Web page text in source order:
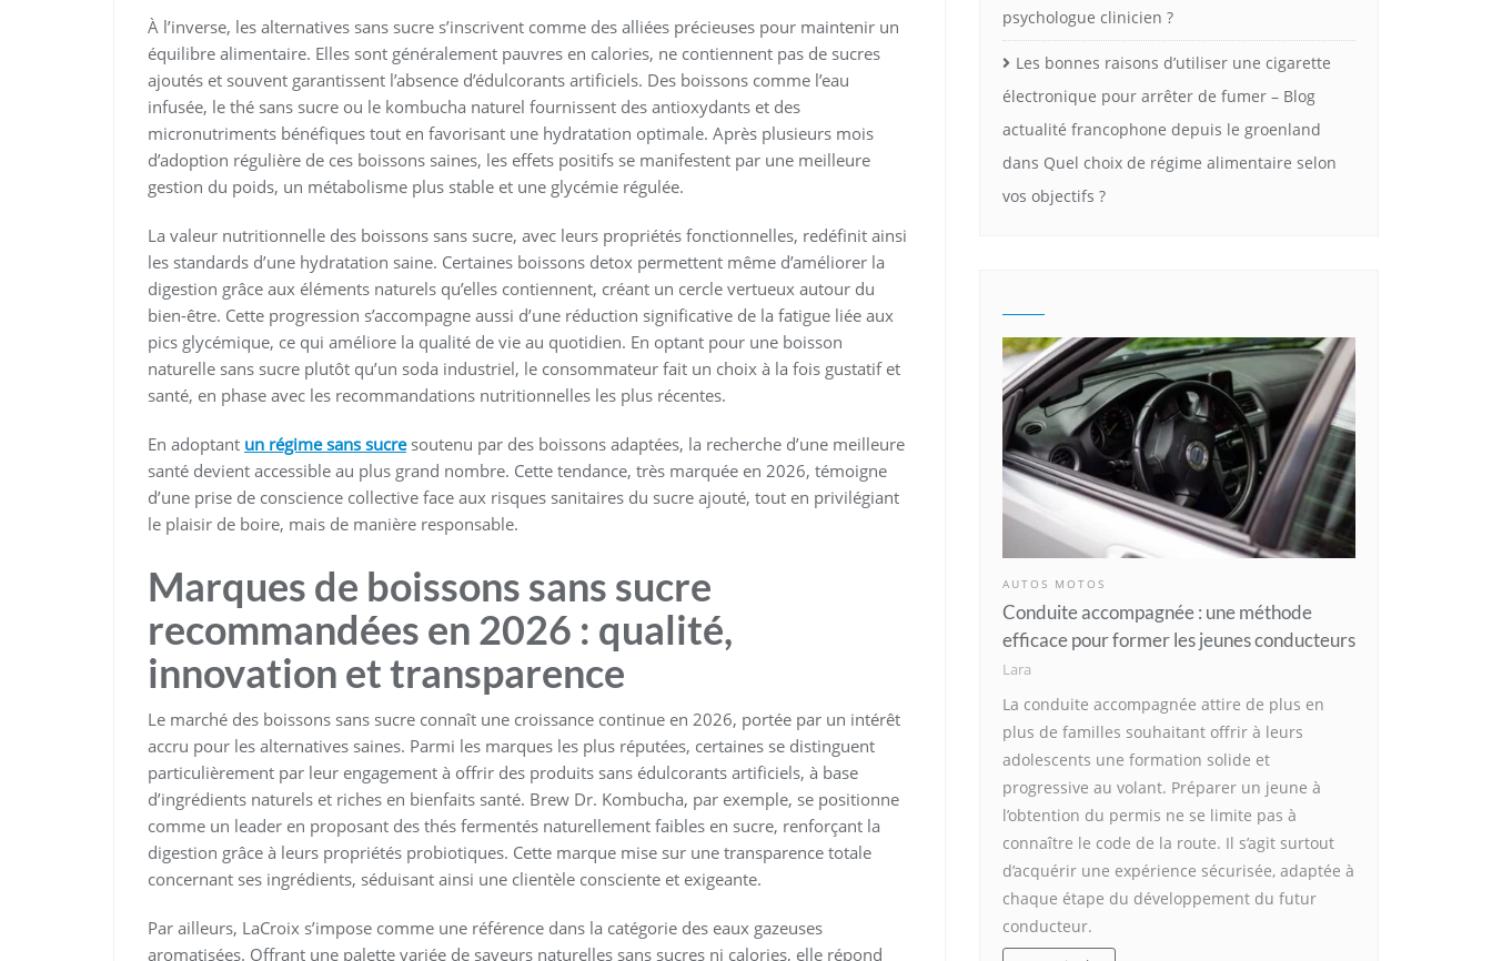
À l’inverse, les alternatives sans sucre s’inscrivent comme des alliées précieuses pour maintenir un
équilibre alimentaire. Elles sont généralement pauvres en calories, ne contiennent pas de sucres
ajoutés et souvent garantissent l’absence d’édulcorants artificiels. Des boissons comme l’eau
infusée, le thé sans sucre ou le kombucha naturel fournissent des antioxydants et des
micronutriments bénéfiques tout en favorisant une hydratation optimale. Après plusieurs mois
d’adoption régulière de ces boissons saines, les effets positifs se manifestent par une meilleure
gestion du poids, un métabolisme plus stable et une glycémie régulée.
La valeur nutritionnelle des boissons sans sucre, avec leurs propriétés fonctionnelles, redéfinit ainsi
les standards d’une hydratation saine. Certaines boissons detox permettent même d’améliorer la
digestion grâce aux éléments naturels qu’elles contiennent, créant un cercle vertueux autour du
bien-être. Cette progression s’accompagne aussi d’une réduction significative de la fatigue liée aux
pics glycémique, ce qui améliore la qualité de vie au quotidien. En optant pour une boisson
naturelle sans sucre plutôt qu’un soda industriel, le consommateur fait un choix à la fois gustatif et
santé, en phase avec les recommandations nutritionnelles les plus récentes.
En adoptant un régime sans sucre soutenu par des boissons adaptées, la recherche d’une meilleure
santé devient accessible au plus grand nombre. Cette tendance, très marquée en 2026, témoigne
d’une prise de conscience collective face aux risques sanitaires du sucre ajouté, tout en privilégiant
le plaisir de boire, mais de manière responsable.
Marques de boissons sans sucre
recommandées en 2026 : qualité,
innovation et transparence
Le marché des boissons sans sucre connaît une croissance continue en 2026, portée par un intérêt
accru pour les alternatives saines. Parmi les marques les plus réputées, certaines se distinguent
particulièrement par leur engagement à offrir des produits sans édulcorants artificiels, à base
d’ingrédients naturels et riches en bienfaits santé. Brew Dr. Kombucha, par exemple, se positionne
comme un leader en proposant des thés fermentés naturellement faibles en sucre, renforçant la
digestion grâce à leurs propriétés probiotiques. Cette marque mise sur une transparence totale
concernant ses ingrédients, séduisant ainsi une clientèle consciente et exigeante.
Par ailleurs, LaCroix s’impose comme une référence dans la catégorie des eaux gazeuses
aromatisées. Offrant une palette variée de saveurs naturelles sans sucres ni calories, elle répond
psychologue clinicien ?
Les bonnes raisons d’utiliser une cigarette
électronique pour arrêter de fumer – Blog
actualité francophone depuis le groenland
dans Quel choix de régime alimentaire selon
vos objectifs ?
AUTOS MOTOS
Conduite accompagnée : une méthode
efficace pour former les jeunes conducteurs
Lara
La conduite accompagnée attire de plus en
plus de familles souhaitant offrir à leurs
adolescents une formation solide et
progressive au volant. Préparer un jeune à
l’obtention du permis ne se limite pas à
connaître le code de la route. Il s’agit surtout
d’acquérir une expérience sécurisée, adaptée à
chaque étape du développement du futur
conducteur.